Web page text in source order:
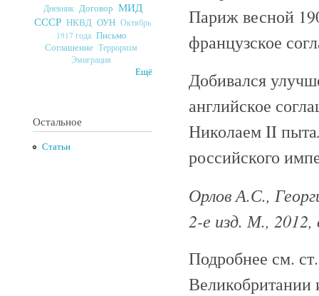
Дневник Договор МИД
СССР НКВД ОУН Октябрь
1917 года Письмо
Соглашение Терроризм
Эмиграция
Ещё
Остальное
Статьи
Париж весной
французское
Добивался
английское
Николаем II
российского
Орлов А.С.,
2-е изд. М., 2012,
Подробнее см.